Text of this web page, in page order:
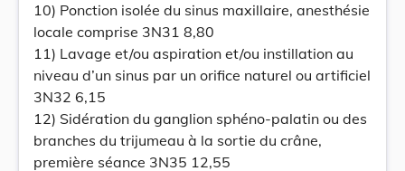
10) Ponction isolée du sinus maxillaire, anesthésie
locale comprise 3N31 8,80
11) Lavage et/ou aspiration et/ou instillation au
niveau d’un sinus par un orifice naturel ou artificiel
3N32 6,15
12) Sidération du ganglion sphéno-palatin ou des
branches du trijumeau à la sortie du crâne,
première séance 3N35 12,55